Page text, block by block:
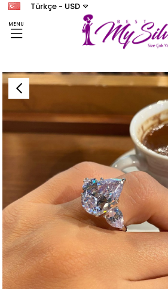
MENU
Türkçe - USD
Kadın Gümüş Damla Tektaş